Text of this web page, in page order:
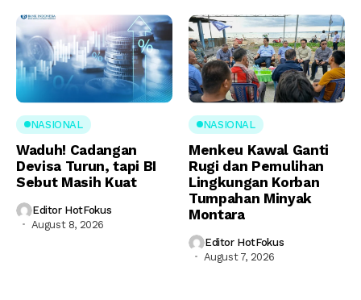
NASIONAL
Waduh! Cadangan
Devisa Turun, tapi BI
Sebut Masih Kuat
Editor HotFokus
August 8, 2026
NASIONAL
Menkeu Kawal Ganti
Rugi dan Pemulihan
Lingkungan Korban
Tumpahan Minyak
Montara
Editor HotFokus
August 7, 2026